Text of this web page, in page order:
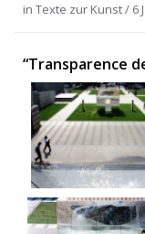
in Texte zur Kunst / 6
“Transparence